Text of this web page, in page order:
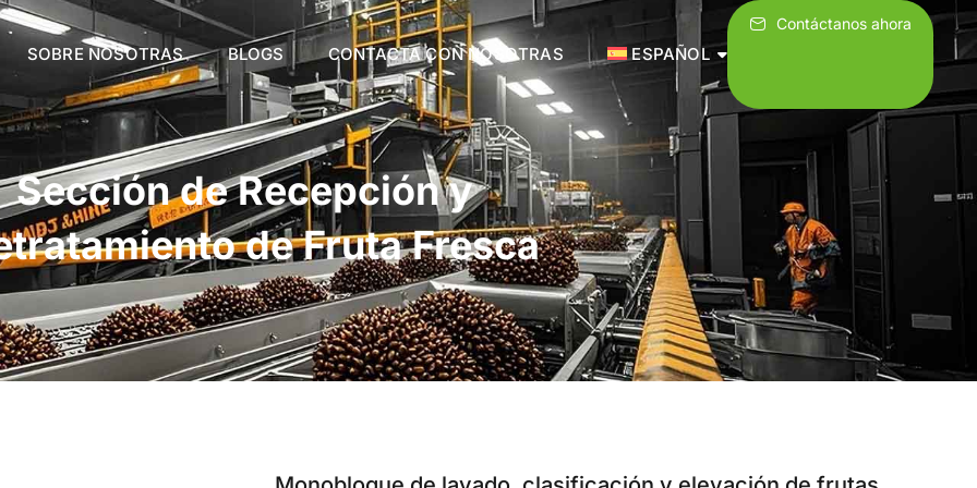
SOBRE NOSOTRAS BLOGS CONTACTA CON NOSOTRAS ESPAÑOL
Contáctanos ahora
Sección de Recepción y
de Fruta Fresca